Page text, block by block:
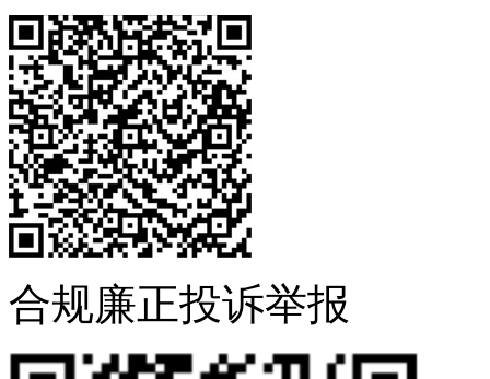
合规廉正投诉举报